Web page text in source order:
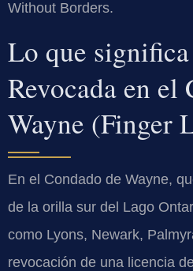
Without Borders.
Lo que
Revocada en el
Wayne (Finger
En el Condado de Wayne,
de la orilla sur del Lago
como Lyons, Newark,
revocación de una licencia